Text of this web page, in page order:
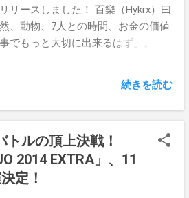
リースしました！ 百樂（Hykrx）曰
、動物、7人との時間、お金の価値
でもっと大切に出来るはず」。 今
して制作されたキャンパス作品で
White"は、エディション1、サ
スプレーペイント、サイン＆ナン
、価格52000円となっています。
望の方は、 info@hykrx.com 宛てにメ
続きを読む
トルの頂上決戦！
2014 EXTRA」、11
定！